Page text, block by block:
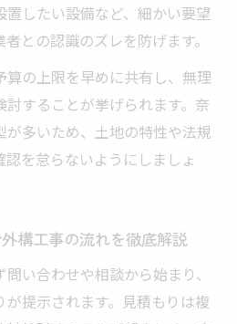
したい設備など、細かい要望
との認識のズレを防げます。
算の上限を早めに共有し、無理
することが挙げられます。奈
が多いため、土地の特性や法規
を怠らないようにしましょ
構工事の流れを徹底解説
い合わせや相談から始まり、
提示されます。見積もりは複